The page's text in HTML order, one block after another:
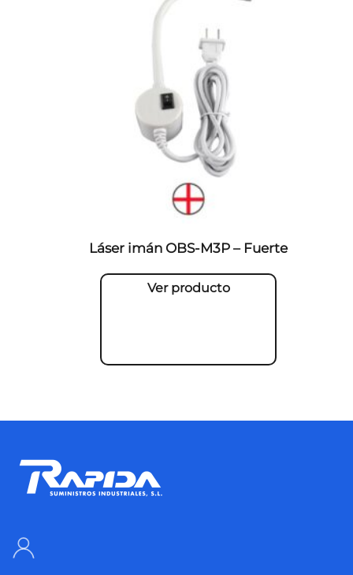
Láser imán OBS-M3P – Fuerte
Ver producto